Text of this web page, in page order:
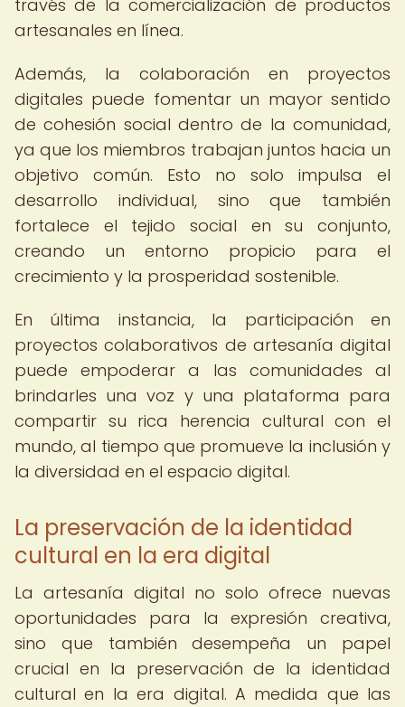
través de la comercialización de productos
artesanales en línea.
Además, la colaboración en proyectos
digitales puede fomentar un mayor sentido
de cohesión social dentro de la comunidad,
ya que los miembros trabajan juntos hacia un
objetivo común. Esto no solo impulsa el
desarrollo individual, sino que también
fortalece el tejido social en su conjunto,
creando un entorno propicio para el
crecimiento y la prosperidad sostenible.
En última instancia, la participación en
proyectos colaborativos de artesanía digital
puede empoderar a las comunidades al
brindarles una voz y una plataforma para
compartir su rica herencia cultural con el
mundo, al tiempo que promueve la inclusión y
la diversidad en el espacio digital.
La preservación de la identidad
cultural en la era digital
La artesanía digital no solo ofrece nuevas
oportunidades para la expresión creativa,
sino que también desempeña un papel
crucial en la preservación de la identidad
cultural en la era digital. A medida que las